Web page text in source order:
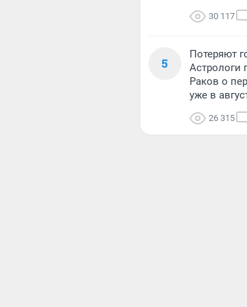
30 117
5
Потеряют
Астрологи
Раков о
уже в
26 315